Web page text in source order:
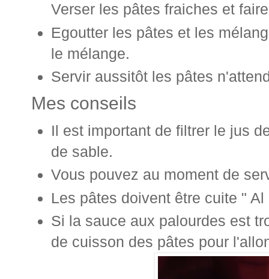
Verser les pâtes fraiches et
Egoutter les pâtes et les
le mélange.
Servir aussitôt les pâtes
Mes conseils
Il est important de filtrer le jus
de sable.
Vous pouvez au moment de
Les pâtes doivent être cuite " Al
Si la sauce aux palourdes est
de cuisson des pâtes pour